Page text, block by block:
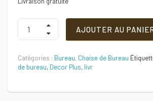
240 DT.
Chaise
Bureau
Quantité
AJOUTER AU
Catégories : Bureau, Chaise de Bureau
de bureau, Decor Plus, livr